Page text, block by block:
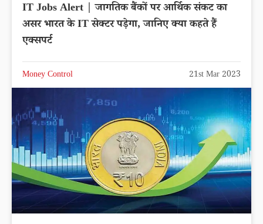
IT Jobs Alert | जागतिक बैंकों पर आर्थिक संकट का
असर भारत के IT सेक्‍टर पड़ेगा, जानिए क्‍या कहते हैं
एक्‍सपर्ट
Money Control 21st Mar 2023